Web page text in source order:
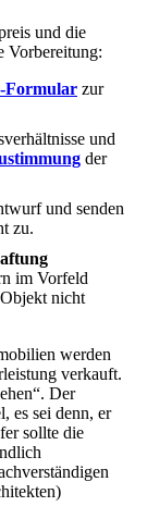
und die
Vorbereitung:
Formular zur
und
der
und senden
zu.
im Vorfeld
nicht
werden
verkauft.
Der
es sei denn, er
sollte die